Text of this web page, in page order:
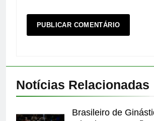
Notícias Relacionadas
Brasileiro de